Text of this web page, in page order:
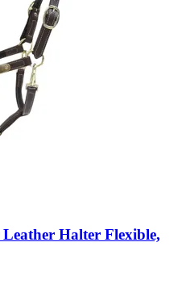
Leather Halter Flexible,